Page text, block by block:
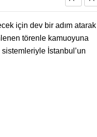
için dev bir adım atarak
törenle kamuoyuna
sistemleriyle İstanbul’un